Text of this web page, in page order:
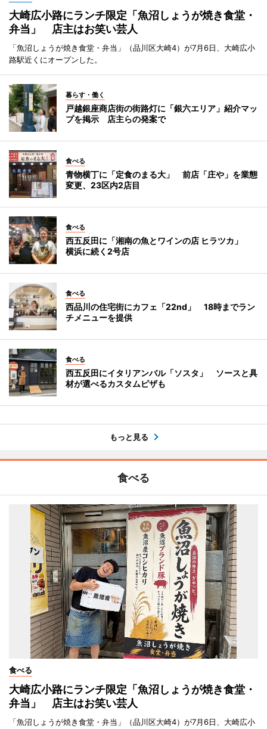
大崎広小路にランチ限定「魚沼しょうが焼き食堂・
弁当」 店主はお笑い芸人
「魚沼しょうが焼き食堂・弁当」（品川区大崎4）が7月6日、大崎広小
路駅近くにオープンした。
暮らす・働く
戸越銀座商店街の街路灯に「銀六エリア」紹介マッ
プを掲示 店主らの発案で
食べる
青物横丁に「定食のまる大」 前店「庄や」を業態
変更、23区内2店目
食べる
西五反田に「湘南の魚とワインの店 ヒラツカ」
横浜に続く2号店
食べる
西品川の住宅街にカフェ「22nd」 18時までラン
チメニューを提供
食べる
西五反田にイタリアンバル「ソスタ」 ソースと具
材が選べるカスタムピザも
もっと見る
食べる
食べる
大崎広小路にランチ限定「魚沼しょうが焼き食堂・
弁当」 店主はお笑い芸人
「魚沼しょうが焼き食堂・弁当」（品川区大崎4）が7月6日、大崎広小